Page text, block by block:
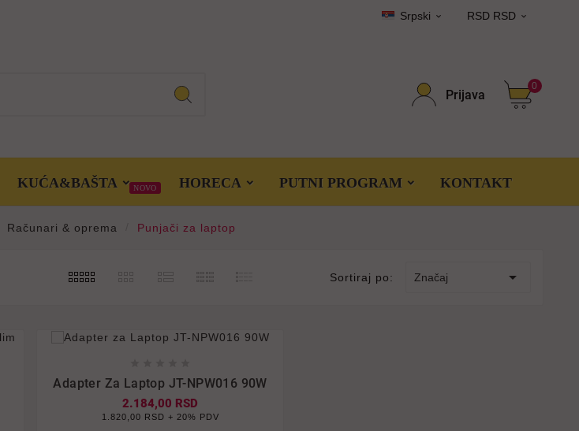
Srpski  RSD RSD 
Prijava
0
KUĆA&BAŠTA NOVO HORECA PUTNI PROGRAM KONTAKT
Računari & oprema Punjači za laptop
Sortiraj po: Značaj 
Adapter Za Laptop JT-NPW016 90W
2.184,00 RSD
1.820,00 RSD + 20% PDV